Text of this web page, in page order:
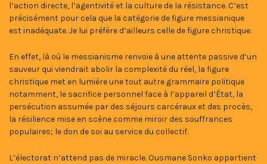
l’action directe, l’agentivité et la culture de la résistance. C’est
précisément pour cela que la catégorie de figure messianique
est inadéquate. Je lui préfère d’ailleurs celle de figure christique.
En effet, là où le messianisme renvoie à une attente passive d’un
sauveur qui viendrait abolir la complexité du réel, la figure
christique met en lumière une tout autre grammaire politique
notamment, le sacrifice personnel face à l’appareil d’État, la
persécution assumée par des séjours carcéraux et des procès,
la résilience mise en scène comme miroir des souffrances
populaires; le don de soi au service du collectif.
L’électorat n’attend pas de miracle. Ousmane Sonko appartient